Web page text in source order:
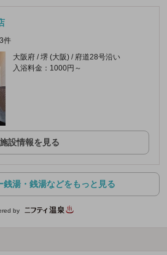
3件
大阪府 / 堺 (大阪) / 府道28号沿い
入浴料金：1000円～
施設情報を見る
銭湯・銭湯などをもっと見る
by